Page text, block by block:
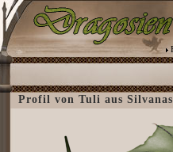
Profil von Tuli aus